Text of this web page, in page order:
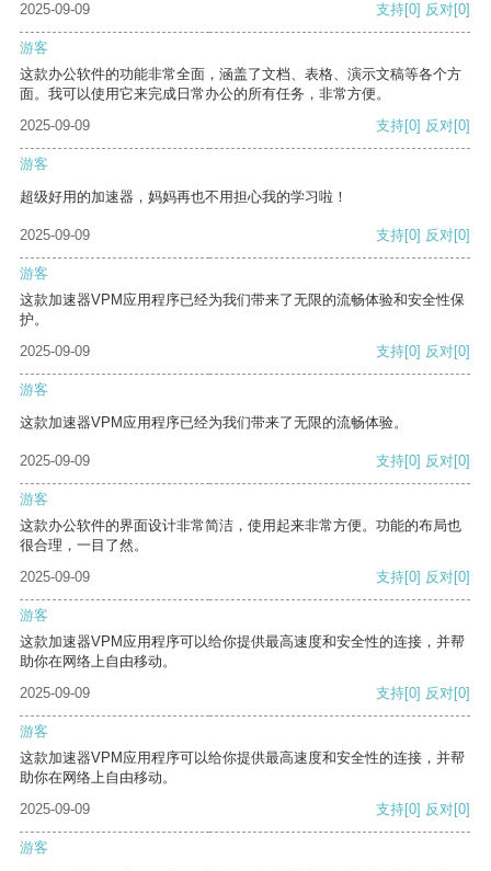
2025-09-09 支持[0] 反对[0]
游客
这款办公软件的功能非常全面，涵盖了文档、表格、演示文稿等各个方
面。我可以使用它来完成日常办公的所有任务，非常方便。
2025-09-09
支持[0] 反对[0]
游客
超级好用的加速器，妈妈再也不用担心我的学习啦！
2025-09-09 支持[0] 反对[0]
游客
这款加速器VPM应用程序已经为我们带来了无限的流畅体验和安全性保
护。
2025-09-09
支持[0] 反对[0]
游客
这款加速器VPM应用程序已经为我们带来了无限的流畅体验。
2025-09-09 支持[0] 反对[0]
游客
这款办公软件的界面设计非常简洁，使用起来非常方便。功能的布局也
很合理，一目了然。
2025-09-09
支持[0] 反对[0]
游客
这款加速器VPM应用程序可以给你提供最高速度和安全性的连接，并帮
助你在网络上自由移动。
2025-09-09
支持[0] 反对[0]
游客
这款加速器VPM应用程序可以给你提供最高速度和安全性的连接，并帮
助你在网络上自由移动。
2025-09-09
支持[0] 反对[0]
游客